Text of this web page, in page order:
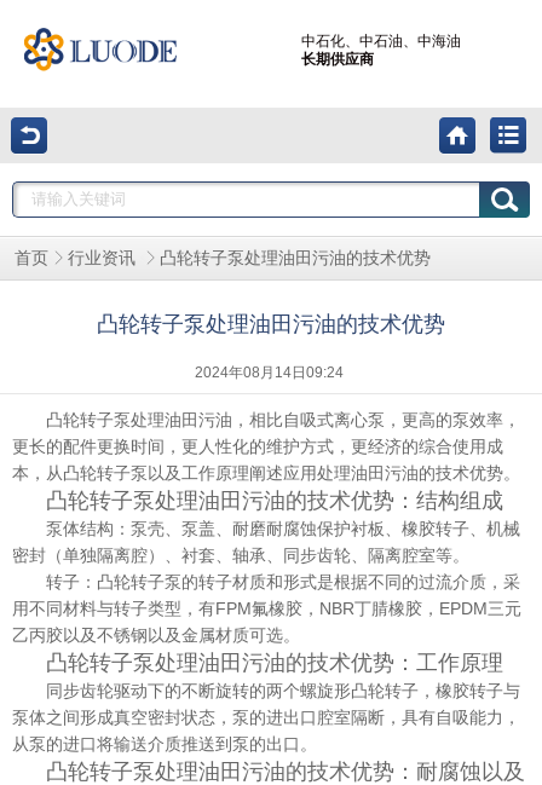
中石化、中石油、中海油
长期供应商
首页 行业资讯 凸轮转子泵处理油田污油的技术优势
凸轮转子泵处理油田污油的技术优势
2024年08月14日09:24
凸轮转子泵处理油田污油，相比自吸式离心泵，更高的泵效率，
更长的配件更换时间，更人性化的维护方式，更经济的综合使用成
本，从凸轮转子泵以及工作原理阐述应用处理油田污油的技术优势。
凸轮转子泵处理油田污油的技术优势：结构组成
泵体结构：泵壳、泵盖、耐磨耐腐蚀保护衬板、橡胶转子、机械
密封（单独隔离腔）、衬套、轴承、同步齿轮、隔离腔室等。
转子：凸轮转子泵的转子材质和形式是根据不同的过流介质，采
用不同材料与转子类型，有FPM氟橡胶，NBR丁腈橡胶，EPDM三元
乙丙胶以及不锈钢以及金属材质可选。
凸轮转子泵处理油田污油的技术优势：工作原理
同步齿轮驱动下的不断旋转的两个螺旋形凸轮转子，橡胶转子与
泵体之间形成真空密封状态，泵的进出口腔室隔断，具有自吸能力，
从泵的进口将输送介质推送到泵的出口。
凸轮转子泵处理油田污油的技术优势：耐腐蚀以及